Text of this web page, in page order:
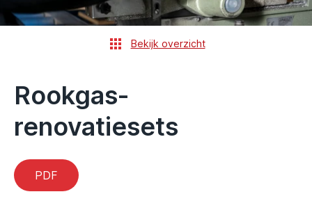
Bekijk overzicht
Rookgas-
renovatiesets
PDF